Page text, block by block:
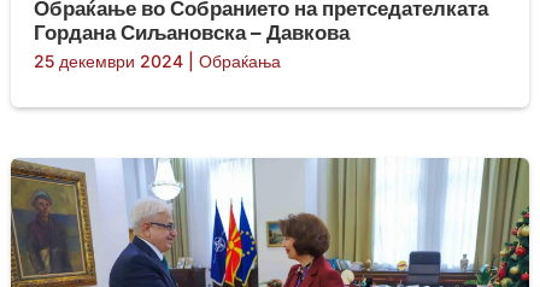
Обраќање во Собранието на претседателката
Гордана Сиљановска – Давкова
25 декември 2024| Обраќања